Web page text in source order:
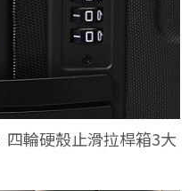
輪硬殼止滑拉桿箱3大